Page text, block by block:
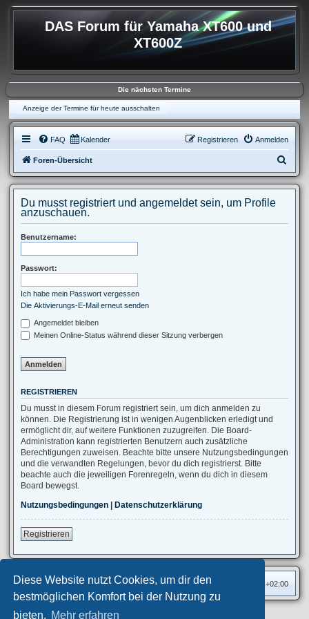
Diese Website nutzt Cookies, um dir den
bestmöglichen Komfort bei der Nutzung zu
bieten. Mehr erfahren
DAS Forum für Yamaha XT600 und
XT600Z
Die nächsten Termine
Anzeige der Termine für heute ausschalten
FAQ Kalender Anmelden
Registrieren
Foren-Übersicht
u
e
Du musst registriert und angemeldet sein, um Profile
anzuschauen.
Benutzername:
Passwort:
Ich habe mein Passwort vergessen
Die Aktivierungs-E-Mail erneut senden
Angemeldet bleiben
Meinen Online-Status während dieser Sitzung verbergen
REGISTRIEREN
Du musst in diesem Forum registriert sein, um dich anmelden zu
können. Die Registrierung ist in wenigen Augenblicken erledigt und
ermöglicht dir, auf weitere Funktionen zuzugreifen. Die Board-
Administration kann registrierten Benutzern auch zusätzliche
Berechtigungen zuweisen. Beachte bitte unsere Nutzungsbedingungen
und die verwandten Regelungen, bevor du dich registrierst. Bitte
beachte auch die jeweiligen Forenregeln, wenn du dich in diesem
Board bewegst.
Nutzungsbedingungen | Datenschutzerklärung
Registrieren
Foren-Übersicht Alle Zeiten sind UTC+02:00